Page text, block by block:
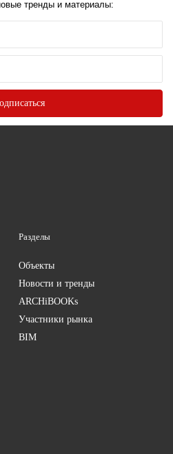
тренды и материалы:
Разделы
Объекты
Новости и тренды
ARCHiBOOKs
Участники рынка
BIM